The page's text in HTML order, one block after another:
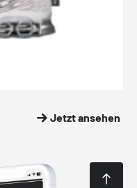
Jetzt ansehen